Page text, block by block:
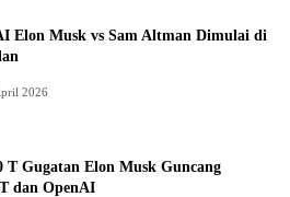
Elon Musk vs Sam Altman Dimulai di
2026
T Gugatan Elon Musk Guncang
dan OpenAI